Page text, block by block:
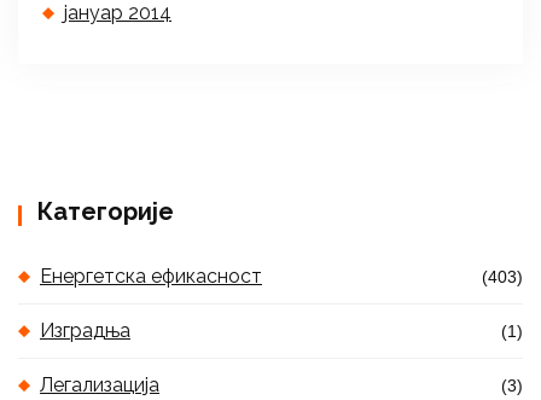
јануар 2014
Категорије
Енергетска ефикасност (403)
Изградња (1)
Легализација (3)